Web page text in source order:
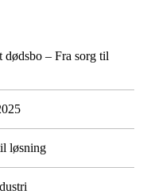
dødsbo – Fra sorg til
løsning